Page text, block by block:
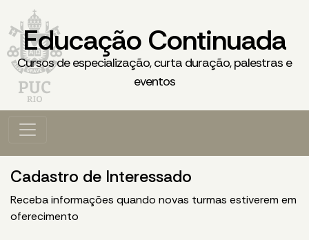
Educação Continuada
Cursos de especialização, curta duração, palestras e
eventos
Cadastro de Interessado
Receba informações quando novas turmas estiverem em
oferecimento